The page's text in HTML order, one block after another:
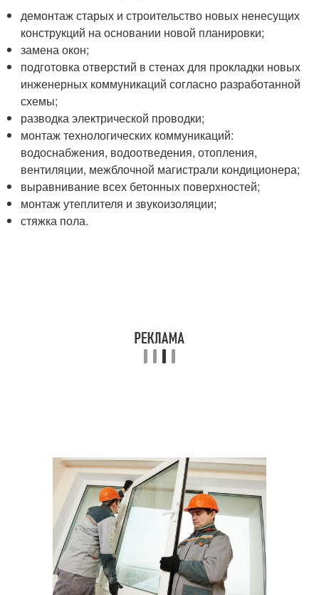
демонтаж старых и строительство новых ненесущих
конструкций на основании новой планировки;
замена окон;
подготовка отверстий в стенах для прокладки новых
инженерных коммуникаций согласно разработанной
схемы;
разводка электрической проводки;
монтаж технологических коммуникаций:
водоснабжения, водоотведения, отопления,
вентиляции, межблочной магистрали кондиционера;
выравнивание всех бетонных поверхностей;
монтаж утеплителя и звукоизоляции;
стяжка пола.